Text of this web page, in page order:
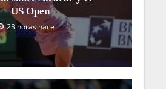
US Open
23 horas hace